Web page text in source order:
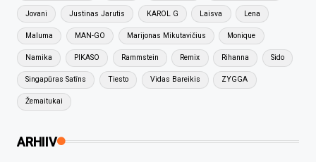
Jovani Justinas Jarutis KAROL G Laisva Lena
Maluma MAN-GO Marijonas Mikutavičius Monique
Namika PIKASO Rammstein Remix Rihanna Sido
Singapūras Satīns Tiesto Vidas Bareikis ZYGGA
Žemaitukai
ARHIIV